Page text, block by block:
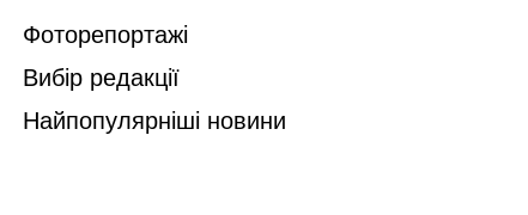
Фоторепортажі
Вибір редакції
Найпопулярніші новини